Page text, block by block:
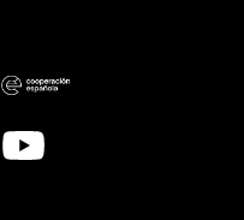
Youtube